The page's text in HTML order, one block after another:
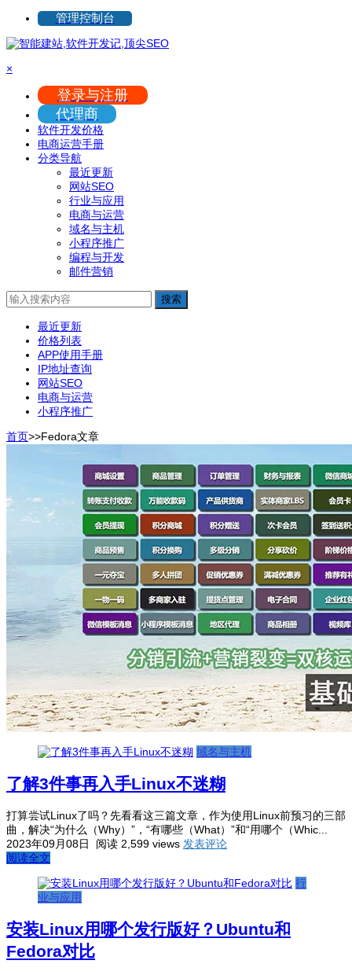
管理控制台
×
登录与注册
代理商
软件开发价格
电商运营手册
分类导航
最近更新
网站SEO
行业与应用
电商与运营
域名与主机
小程序推广
编程与开发
邮件营销
搜索
最近更新
价格列表
APP使用手册
IP地址查询
网站SEO
电商与运营
小程序推广
首页>>Fedora文章
域名与主机
了解3件事再入手Linux不迷糊
打算尝试Linux了吗？先看看这三篇文章，作为使用Linux前预习的三部
曲，解决“为什么（Why）”，“有哪些（What）”和“用哪个（Whic...
2023年09月08日
阅读 2,599 views 发表评论
阅读全文
行
业与应用
安装Linux用哪个发行版好？Ubuntu和
Fedora对比